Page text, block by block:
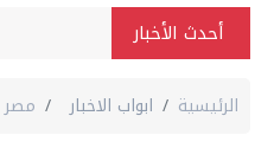
أحدث الأخبار
الرئيسية ابواب الاخبار مصر